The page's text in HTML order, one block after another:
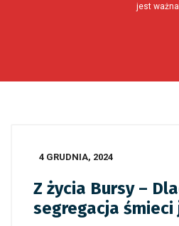
jest
4 GRUDNIA, 2024
Z życia Bursy –
segregacja śmieci